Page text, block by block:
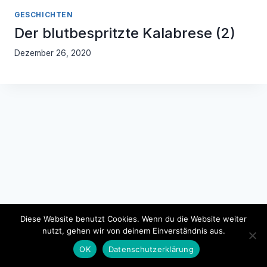
GESCHICHTEN
Der blutbespritzte Kalabrese (2)
Dezember 26, 2020
Impressum Datenschutzerklärung
Diese Website benutzt Cookies. Wenn du die Website weiter
nutzt, gehen wir von deinem Einverständnis aus.
OK
Datenschutzerklärung